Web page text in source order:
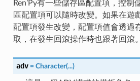
Ren’Py有一些儲存區配置項，控制
區配置項可以隨時改變。如果在遊
配置項發生改變，配置項值會透過
取，在發生回滾操作時也跟著回滾。
adv = Character(...)